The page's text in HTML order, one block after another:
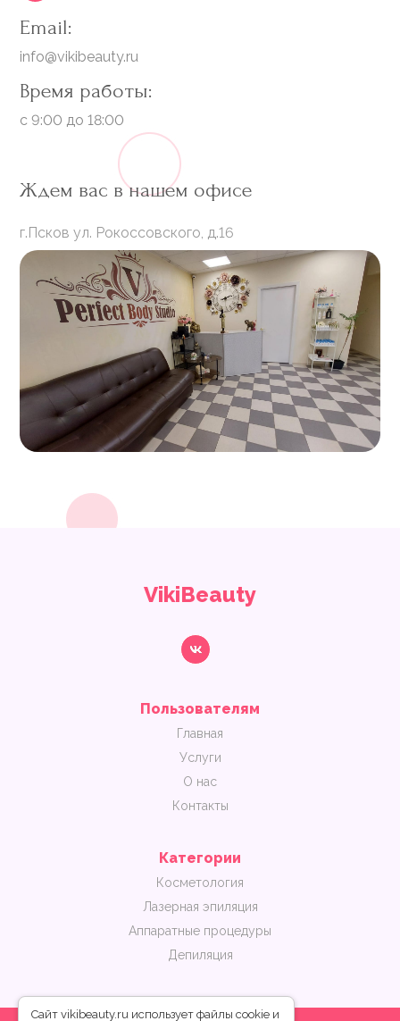
Email:
info@vikibeauty.ru
Время работы:
с 9:00 до 18:00
Ждем вас в нашем офисе
г.Псков ул. Рокоссовского, д.16
VikiBeauty
Пользователям
Главная
Услуги
О нас
Контакты
Категории
Косметология
Лазерная эпиляция
Аппаратные процедуры
Депиляция
Сайт vikibeauty.ru использует файлы cookie и